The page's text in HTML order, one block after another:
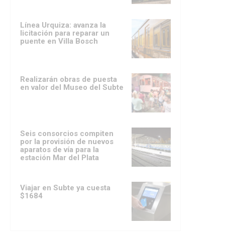
Línea Urquiza: avanza la
licitación para reparar un
puente en Villa Bosch
Realizarán obras de puesta
en valor del Museo del Subte
Seis consorcios compiten
por la provisión de nuevos
aparatos de vía para la
estación Mar del Plata
Viajar en Subte ya cuesta
$1684